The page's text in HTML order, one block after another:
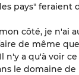
pays" feraient
côté, je n'ai
de même
n'y a qu'à voir
le domaine de